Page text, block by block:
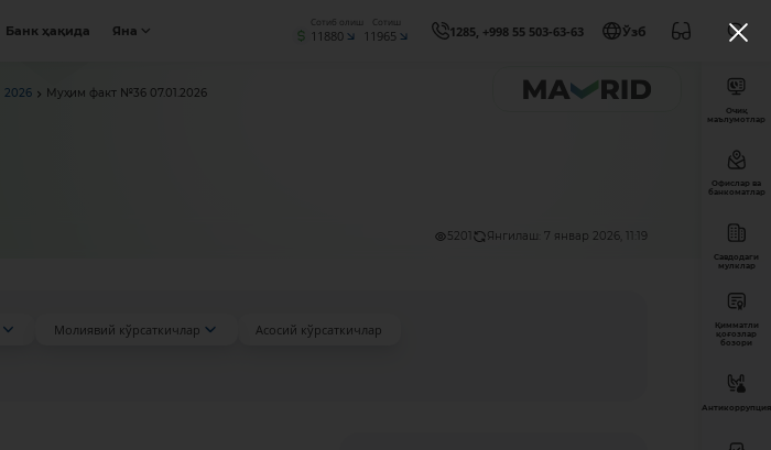
Банк ҳақида Яна
Сотиб олиш
11880
Сотиш
11965 1285, +998 55 503-63-63 Ўзб
2026 Муҳим факт №36 07.01.2026
5201 Янгилаш: 7 январ 2026, 11:19
Молиявий кўрсаткичлар
Асосий кўрсаткичлар
Очиқ
маълумотлар
Офислар ва
банкоматлар
Савдодаги
мулклар
Қимматли
қоғозлар
бозори
Антикоррупция